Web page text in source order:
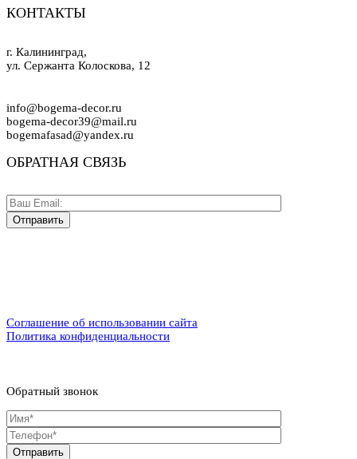
КОНТАКТЫ
г. Калининград,
ул. Сержанта Колоскова, 12
info@bogema-decor.ru
bogema-decor39@mail.ru
bogemafasad@yandex.ru
ОБРАТНАЯ СВЯЗЬ
Соглашение об использовании сайта
Политика конфиденциальности
Обратный звонок